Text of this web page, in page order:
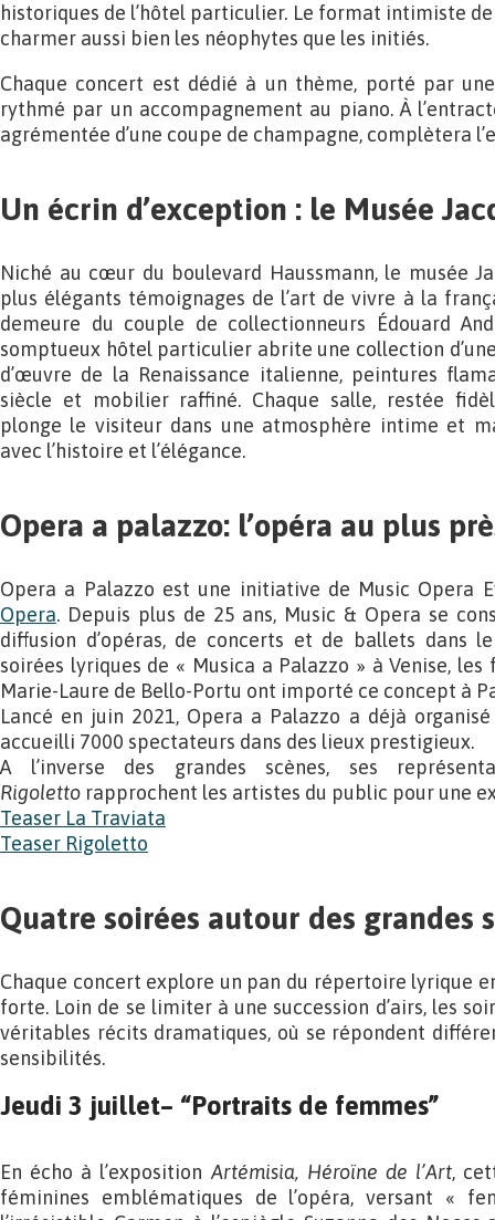
historiques de l’hôtel particulier. Le format intimiste
charmer aussi bien les néophytes que les initiés.
Chaque concert est dédié à un thème, porté par
rythmé par un accompagnement au piano. À
agrémentée d’une coupe de champagne, complètera
Un écrin d’exception : le Musée
Niché au cœur du boulevard Haussmann, le musée
plus élégants témoignages de l’art de vivre à la
demeure du couple de collectionneurs Édouard
somptueux hôtel particulier abrite une collection
d’œuvre de la Renaissance italienne, peintures
siècle et mobilier raffiné. Chaque salle, restée
plonge le visiteur dans une atmosphère intime et
avec l’histoire et l’élégance.
Opera a palazzo: l’opéra au plus
Opera a Palazzo est une initiative de Music Opera
Opera. Depuis plus de 25 ans, Music & Opera se
diffusion d’opéras, de concerts et de ballets dans
soirées lyriques de « Musica a Palazzo » à Venise,
Marie-Laure de Bello-Portu ont importé ce concept à
Lancé en juin 2021, Opera a Palazzo a déjà
accueilli 7000 spectateurs dans des lieux prestigieux.
A l’inverse des grandes scènes, ses
Rigoletto rapprochent les artistes du public pour une
Teaser La Traviata
Teaser Rigoletto
Quatre soirées autour des grandes
Chaque concert explore un pan du répertoire lyrique
forte. Loin de se limiter à une succession d’airs, les
véritables récits dramatiques, où se répondent
sensibilités.
Jeudi 3 juillet– “Portraits de femmes”
En écho à l’expositionArtémisia, Héroïne de l’Art,
féminines emblématiques de l’opéra, versant «